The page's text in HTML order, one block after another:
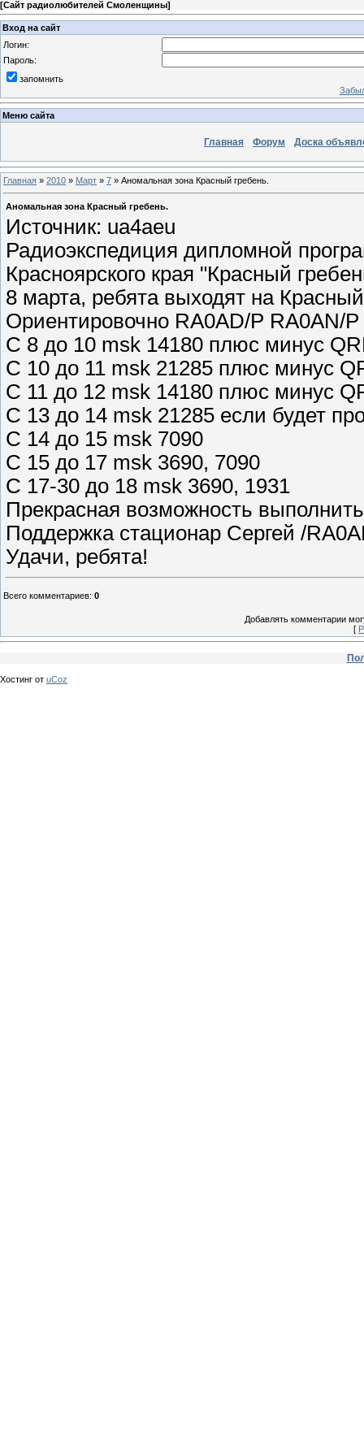
[Сайт радиолюбителей Смоленщины]
Вход на сайт
Логин:
Пароль:
запомнить
Меню сайта
Главная Форум Доска
Главная » 2010 » Март » 7 » Аномальная зона Красный гребень.
Аномальная зона Красный гребень.
Источник: ua4aeu
Радиоэкспедиция дипломной
Красноярского края "Красный
8 марта, ребята выходят на
Ориентировочно RA0AD/P RA0AN/P
С 8 до 10 msk 14180 плюс минус
C 10 до 11 msk 21285 плюс минус
С 11 до 12 msk 14180 плюс минус
C 13 до 14 msk 21285 если будет
С 14 до 15 msk 7090
С 15 до 17 msk 3690, 7090
C 17-30 до 18 msk 3690, 1931
Прекрасная возможность
Поддержка стационар Сергей /
Удачи, ребята!
Всего комментариев: 0
Добавлять комментарии
[
Хостинг от uCoz